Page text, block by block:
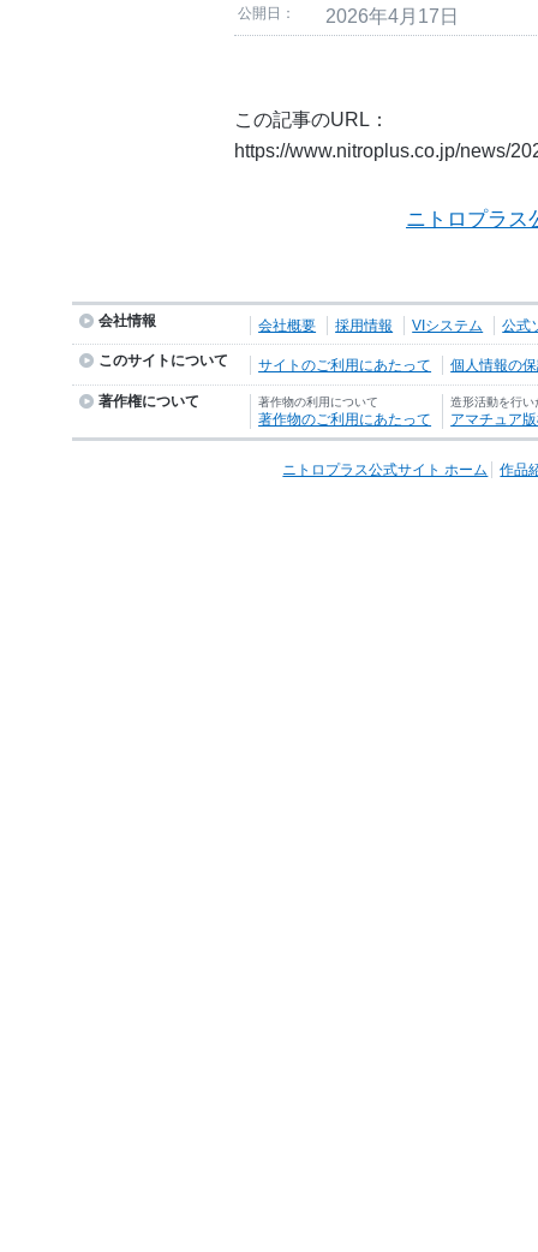
公開日： 2026年4月17日
この記事のURL：
https://www.nitroplus.co.jp/news/
ニトロプラス
会社情報 会社概要 採用情報 VIシステム 公式
このサイトについて サイトのご利用にあたって 個人情報の
著作権について 著作物の利用について
著作物のご利用にあたって
造形活動を行い
アマチュア
ニトロプラス公式サイト ホーム 作品